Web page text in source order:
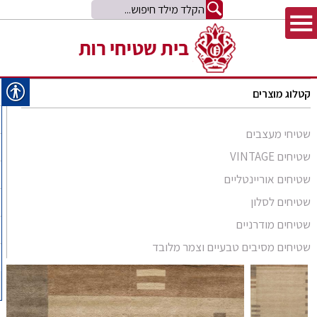
קטלוג מוצרים
שטיחי מעצבים
שטיחים VINTAGE
שטיחים אוריינטליים
סומק פרסי
סומק קווקזי
שטיח קילים
קילים אפגני
קילים הודי
שטיחי זיגלר
שטיחי משי
שטיחים לסלון
שטיחים מודרניים
Arabesque
Bliss
שטיחים מסיבים טבעיים וצמר מלובד
שטיחים מסיבים טבעיים
שטיחים מצמר מלובד